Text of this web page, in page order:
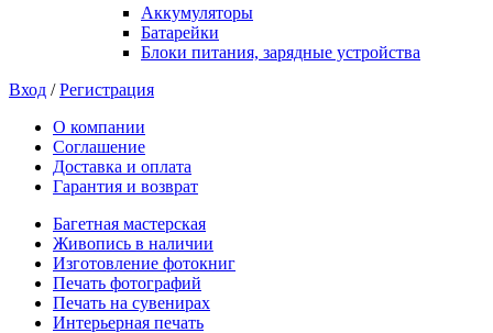
Аккумуляторы
Батарейки
Блоки питания, зарядные устройства
Вход /Регистрация
О компании
Соглашение
Доставка и оплата
Гарантия и возврат
Багетная мастерская
Живопись в наличии
Изготовление фотокниг
Печать фотографий
Печать на сувенирах
Интерьерная печать